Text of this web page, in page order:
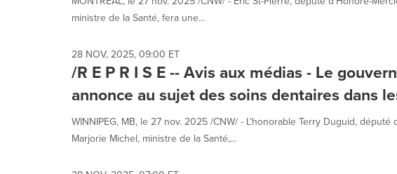
ministre de la Santé, fera une...
28 NOV, 2025, 09:00 ET
/R E P R I S E -- Avis aux médias - Le
annonce au sujet des soins dentaires dans
WINNIPEG, MB, le 27 nov. 2025 /CNW/ - L'honorable Terry Duguid,
Marjorie Michel, ministre de la Santé,...